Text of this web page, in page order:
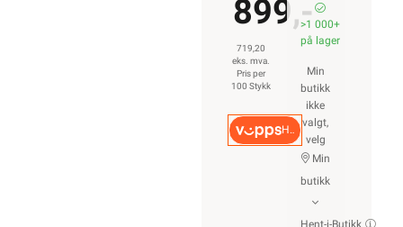
899,-
719,20
eks. mva.
Pris per
100 Stykk
Hurtigkasse
>1 000+
på lager
Min
butikk
ikke
valgt,
velg
Min
butikk
Hent-i-Butikk